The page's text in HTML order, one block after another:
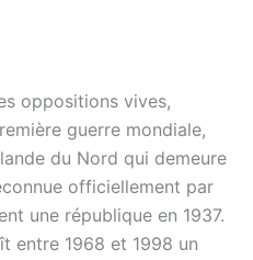
oppositions vives,
guerre mondiale,
du Nord qui demeure
officiellement par
une république en 1937.
entre 1968 et 1998 un